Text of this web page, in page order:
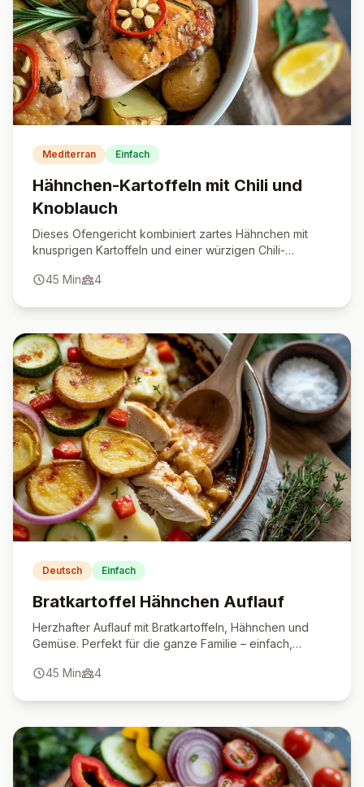
Mediterran Einfach
Hähnchen-Kartoffeln mit Chili und
Knoblauch
Dieses Ofengericht kombiniert zartes Hähnchen mit
knusprigen Kartoffeln und einer würzigen Chili-
45 Min 4
Deutsch Einfach
Bratkartoffel Hähnchen Auflauf
Herzhafter Auflauf mit Bratkartoffeln, Hähnchen und
Gemüse. Perfekt für die ganze Familie – einfach,
45 Min 4